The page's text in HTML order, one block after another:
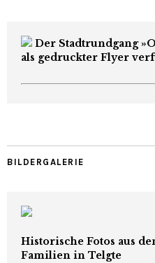
Der Stadtrundgang
als gedruckter Flyer
BILDERGALERIE
Historische Fotos aus
Familien in Telgte